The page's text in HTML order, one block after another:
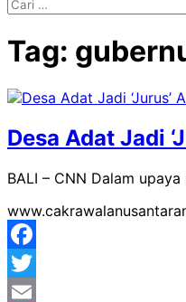
Tag:
Desa Adat Jadi
BALI – CNN Dalam
Facebook
Twitter